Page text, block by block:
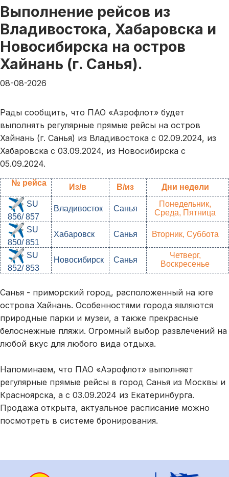
Выполнение рейсов из
Владивостока, Хабаровска и
Новосибирска на остров
Хайнань (г. Санья).
08-08-2026
Рады сообщить, что ­­­­­­ПАО «Аэрофлот» будет
выполнять регулярные прямые рейсы на остров
Хайнань (г. Санья) из Владивостока с 02.09.2024, из
Хабаровска с 03.09.2024, из Новосибирска с
05.09.2024.
№ рейса Из/в В/из
Дни недели
SU
856/ 857
Владивосток Санья
Понедельник,
Среда, Пятница
SU
850/ 851
Хабаровск Санья Вторник, Суббота
SU
852/ 853
Новосибирск Санья
Четверг,
Воскресенье
Санья - приморский город, расположенный на юге
острова Хайнань. Особенностями города являются
природные парки и музеи, а также прекрасные
белоснежные пляжи. Огромный выбор развлечений на
любой вкус для любого вида отдыха.
Напоминаем, что ПАО «Аэрофлот» выполняет
регулярные прямые рейсы в город Санья из Москвы и
Красноярска, а с 03.09.2024 из Екатеринбурга.
Продажа открыта, актуальное расписание можно
посмотреть в системе бронирования.